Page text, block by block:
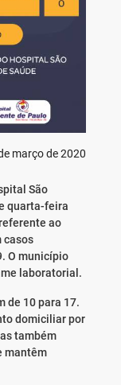
março de 2020
São
quarta-feira
ao
casos
O município
laboratorial.
de 10 para 17.
domiciliar por
também
mantêm